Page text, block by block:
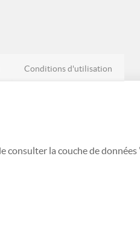
Conditions d'utilisation
consulter la couche de